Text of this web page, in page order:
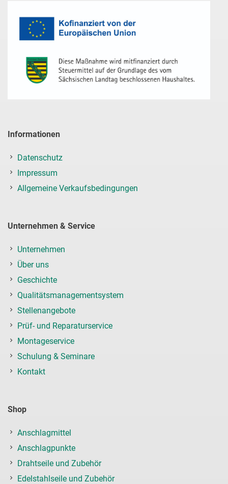
Informationen
Datenschutz
Impressum
Allgemeine Verkaufsbedingungen
Unternehmen & Service
Unternehmen
Über uns
Geschichte
Qualitätsmanagementsystem
Stellenangebote
Prüf- und Reparaturservice
Montageservice
Schulung & Seminare
Kontakt
Shop
Anschlagmittel
Anschlagpunkte
Drahtseile und Zubehör
Edelstahlseile und Zubehör